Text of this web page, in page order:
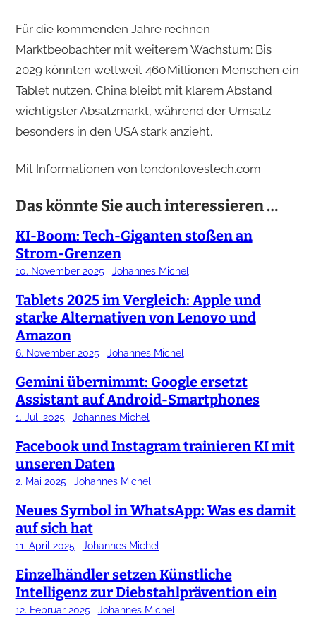
Für die kommenden Jahre rechnen
Marktbeobachter mit weiterem Wachstum: Bis
2029 könnten weltweit 460 Millionen Menschen ein
Tablet nutzen. China bleibt mit klarem Abstand
wichtigster Absatzmarkt, während der Umsatz
besonders in den USA stark anzieht.
Mit Informationen von londonlovestech.com​
Das könnte Sie auch interessieren …
KI-Boom: Tech-Giganten stoßen an
Strom-Grenzen
10. November 2025 Johannes Michel
Tablets 2025 im Vergleich: Apple und
starke Alternativen von Lenovo und
Amazon
6. November 2025 Johannes Michel
Gemini übernimmt: Google ersetzt
Assistant auf Android-Smartphones
1. Juli 2025 Johannes Michel
Facebook und Instagram trainieren KI mit
unseren Daten
2. Mai 2025 Johannes Michel
Neues Symbol in WhatsApp: Was es damit
auf sich hat
11. April 2025 Johannes Michel
Einzelhändler setzen Künstliche
Intelligenz zur Diebstahlprävention ein
12. Februar 2025 Johannes Michel